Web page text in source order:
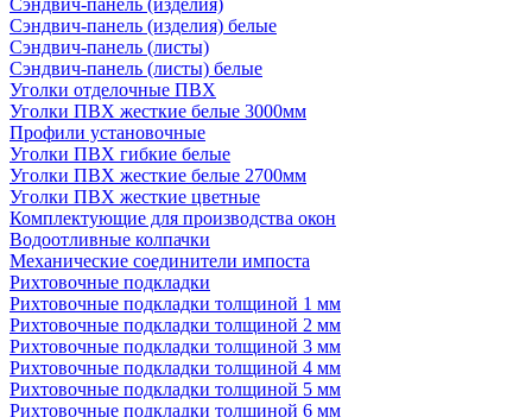
Сэндвич-панель (изделия)
Сэндвич-панель (изделия) белые
Сэндвич-панель (листы)
Сэндвич-панель (листы) белые
Уголки отделочные ПВХ
Уголки ПВХ жесткие белые 3000мм
Профили установочные
Уголки ПВХ гибкие белые
Уголки ПВХ жесткие белые 2700мм
Уголки ПВХ жесткие цветные
Комплектующие для производства окон
Водоотливные колпачки
Механические соединители импоста
Рихтовочные подкладки
Рихтовочные подкладки толщиной 1 мм
Рихтовочные подкладки толщиной 2 мм
Рихтовочные подкладки толщиной 3 мм
Рихтовочные подкладки толщиной 4 мм
Рихтовочные подкладки толщиной 5 мм
Рихтовочные подкладки толщиной 6 мм